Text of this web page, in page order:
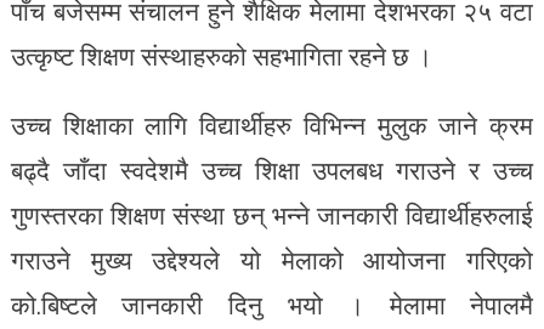
पाँच बजेसम्म संचालन हुने शैक्षिक मेलामा देशभरका २५ वटा
उत्कृष्ट शिक्षण संस्थाहरुको सहभागिता रहने छ ।
उच्च शिक्षाका लागि विद्यार्थीहरु विभिन्न मुलुक जाने क्रम
बढ्दै जाँदा स्वदेशमै उच्च शिक्षा उपलबध गराउने र उच्च
गुणस्तरका शिक्षण संस्था छन् भन्ने जानकारी विद्यार्थीहरुलाई
गराउने मुख्य उद्देश्यले यो मेलाको आयोजना गरिएको
को.बिष्टले जानकारी दिनु भयो । मेलामा नेपालमै